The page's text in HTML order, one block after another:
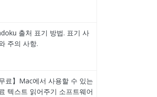
출처 표기 방법. 표기 사
주의 사항.
무료】Mac에서 사용할 수 있는
텍스트 읽어주기 소프트웨어